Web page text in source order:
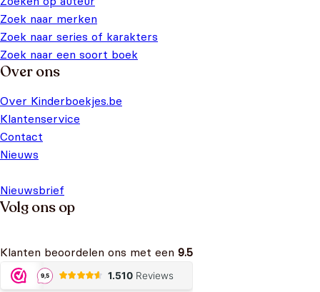
Zoek naar merken
Zoek naar series of karakters
Zoek naar een soort boek
Over ons
Over Kinderboekjes.be
Klantenservice
Contact
Nieuws
Nieuwsbrief
Volg ons op
Klanten beoordelen ons met een 9.5